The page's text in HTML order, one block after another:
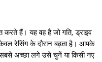
करते हैं। यह वह है जो गति, ड्राइव
रेसिंग के दौरान बढ़ता है। आपके
सबसे अच्छा लगे उसे चुनें या किसी नए